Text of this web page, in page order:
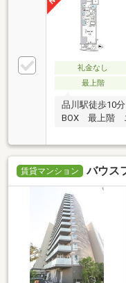
礼金なし
最上階
品川駅徒歩10
BOX 最上階
賃貸マンション バウス